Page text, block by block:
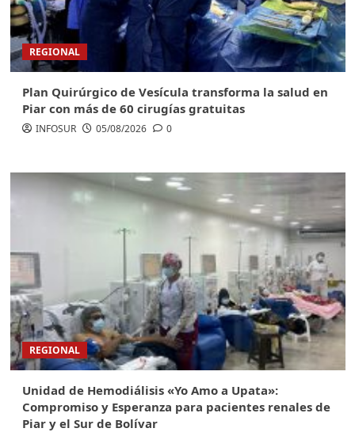
REGIONAL
Plan Quirúrgico de Vesícula transforma la salud en
Piar con más de 60 cirugías gratuitas
INFOSUR 05/08/2026 0
REGIONAL
Unidad de Hemodiálisis «Yo Amo a Upata»:
Compromiso y Esperanza para pacientes renales de
Piar y el Sur de Bolívar